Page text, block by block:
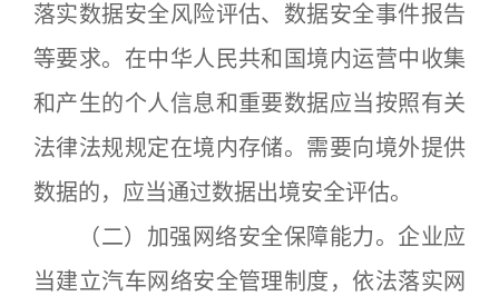
落实数据安全风险评估、数据安全事件报告
等要求。在中华人民共和国境内运营中收集
和产生的个人信息和重要数据应当按照有关
法律法规规定在境内存储。需要向境外提供
数据的，应当通过数据出境安全评估。
（二）加强网络安全保障能力。企业应
当建立汽车网络安全管理制度，依法落实网